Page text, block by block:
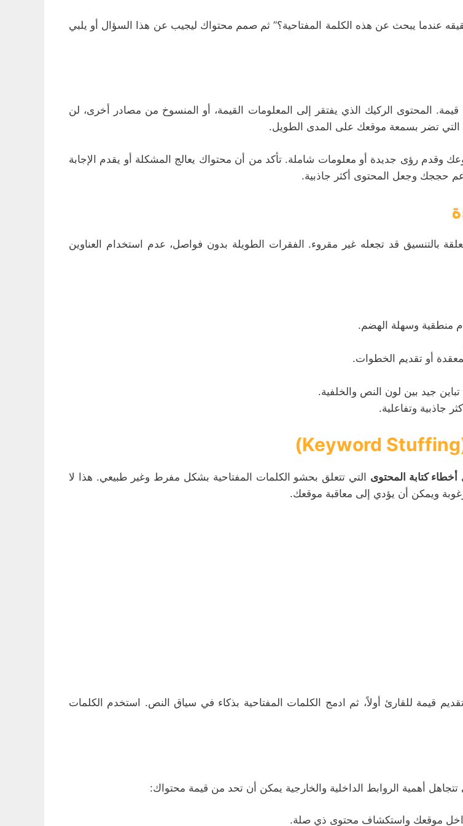
عندما يبحث عن هذه الكلمة المفتاحية؟” ثم صمم محتواك ليجيب عن هذا السؤال أو يلبي
المحتوى الركيك الذي يفتقر إلى المعلومات القيمة، أو المنسوخ من مصادر أخرى، لن
التي تضر بسمعة موقعك على المدى الطويل.
رؤى جديدة أو معلومات شاملة. تأكد من أن محتواك يعالج المشكلة أو يقدم الإجابة
حججك وجعل المحتوى أكثر جاذبية.
بالتنسيق قد تجعله غير مقروء. الفقرات الطويلة بدون فواصل، عدم استخدام العناوين
منطقية وسهلة الهضم.
أو تقديم الخطوات.
جيد بين لون النص والخلفية.
جاذبية وتفاعلية.
أخطاء كتابة المحتوى التي تتعلق بحشو الكلمات المفتاحية بشكل مفرط وغير طبيعي. هذا لا
ويمكن أن يؤدي إلى معاقبة موقعك.
قيمة للقارئ أولاً، ثم ادمج الكلمات المفتاحية بذكاء في سياق النص. استخدم الكلمات
تتجاهل أهمية الروابط الداخلية والخارجية يمكن أن تحد من قيمة محتواك:
داخل موقعك واستكشاف محتوى ذي صلة.